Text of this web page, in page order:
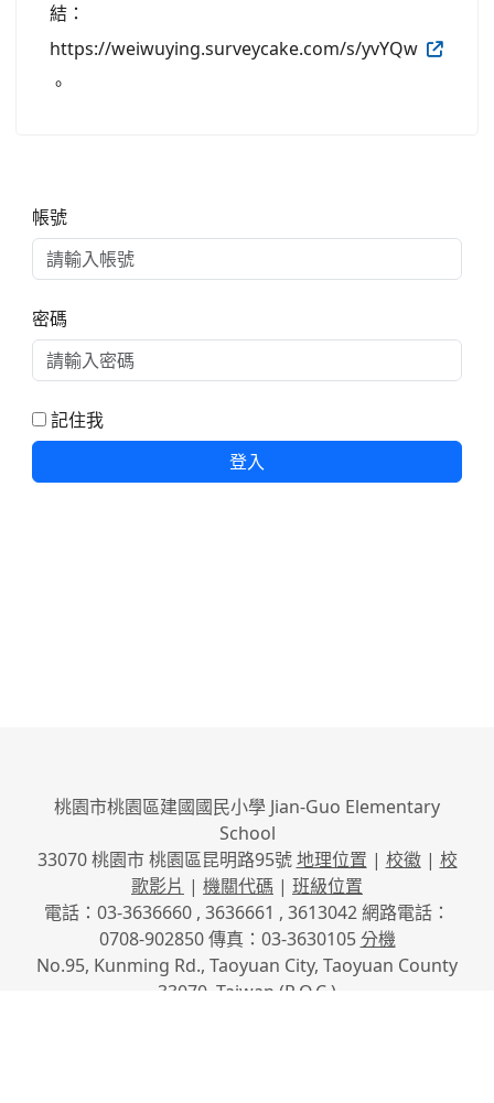
結：
https://weiwuying.surveycake.com/s/yvYQw
。
帳號
密碼
記住我
登入
桃園市桃園區建國國民小學 Jian-Guo Elementary
School
33070 桃園市 桃園區昆明路95號地理位置 | 校徽| 校
歌影片 | 機關代碼 | 班級位置
電話：03-3636660 , 3636661 , 3613042 網路電話：
0708-902850 傳真：03-3630105分機
No.95, Kunming Rd., Taoyuan City, Taoyuan County
33070, Taiwan (R.O.C.)